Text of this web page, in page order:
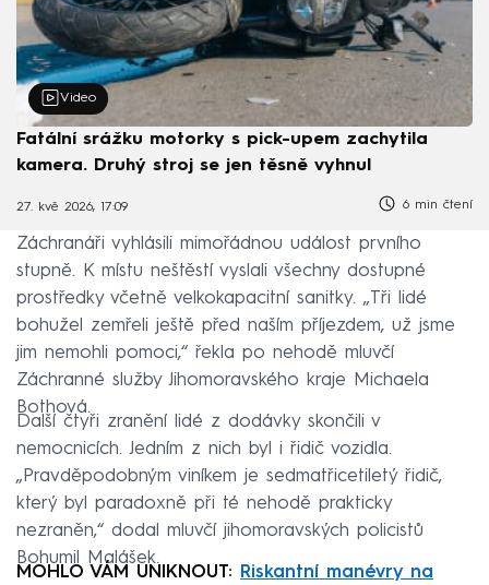
Video
Fatální srážku motorky s pick-upem zachytila
kamera. Druhý stroj se jen těsně vyhnul
27. kvě 2026, 17:09 6 min čtení
Záchranáři vyhlásili mimořádnou událost prvního
stupně. K místu neštěstí vyslali všechny dostupné
prostředky včetně velkokapacitní sanitky. „Tři lidé
bohužel zemřeli ještě před naším příjezdem, už jsme
jim nemohli pomoci,“ řekla po nehodě mluvčí
Záchranné služby Jihomoravského kraje Michaela
Bothová.
Další čtyři zranění lidé z dodávky skončili v
nemocnicích. Jedním z nich byl i řidič vozidla.
„Pravděpodobným viníkem je sedmatřicetiletý řidič,
který byl paradoxně při té nehodě prakticky
nezraněn,“ dodal mluvčí jihomoravských policistů
Bohumil Malášek.
MOHLO VÁM UNIKNOUT: Riskantní manévry na